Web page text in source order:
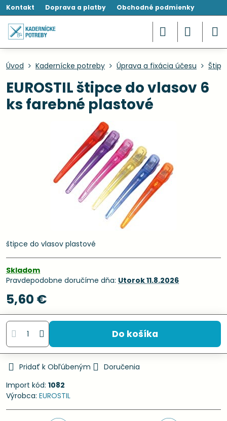
Kontakt Doprava a platby Obchodné podmienky
Úvod Kadernícke potreby Úprava a fixácia účesu
EUROSTIL štipce do vlasov 6
ks farebné plastové
štipce do vlasov plastové
Skladom
Pravdepodobne doručíme dňa: Utorok11.8.2026
5,60 €
Do košíka
Pridať k Obľúbeným
Doručenia
Import kód: 1082
Výrobca: EUROSTIL